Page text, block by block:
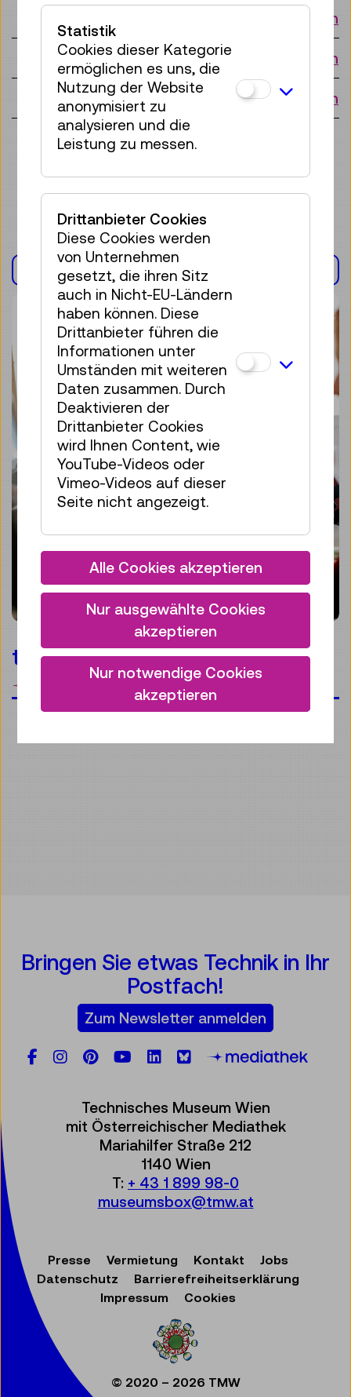
Anfragen
Do 17.09. 10:15 Uhr Anfragen
Fr 06.11. 10:15 Uhr Anfragen
Weitere Termine anzeigen
AUSSTELLUNG(EN)
techLAB
Bringen Sie etwas Technik in Ihr
Postfach!
Zum Newsletter anmelden
Facebook
Instagram
Pinterest
YouTube
LinkedIn
Bluesky
Technisches Museum Wien
mit Österreichischer Mediathek
Mariahilfer Straße 212
1140 Wien
T: + 43 1 899 98-0
museumsbox@tmw.at
Presse Vermietung Kontakt
Jobs
Datenschutz
Barrierefreiheitserklärung
Impressum
Cookies
© 2020 – 2026 TMW
Statistik
Cookies dieser Kategorie
ermöglichen es uns, die
Nutzung der Website
anonymisiert zu
analysieren und die
Leistung zu messen.
Drittanbieter Cookies
Diese Cookies werden
von Unternehmen
gesetzt, die ihren Sitz
auch in Nicht-EU-Ländern
haben können. Diese
Drittanbieter führen die
Informationen unter
Umständen mit weiteren
Daten zusammen. Durch
Deaktivieren der
Drittanbieter Cookies
wird Ihnen Content, wie
YouTube-Videos oder
Vimeo-Videos auf dieser
Seite nicht angezeigt.
Alle Cookies akzeptieren
Nur ausgewählte Cookies
akzeptieren
Nur notwendige Cookies
akzeptieren